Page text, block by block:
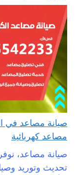
مصاعد كهربائية
صيانة مصاعد،
تحديث وتوريد